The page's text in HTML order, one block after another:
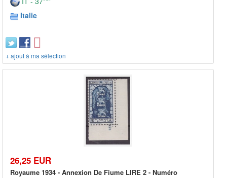
Italie
+ ajout à ma sélection
26,25 EUR
Royaume 1934 - Annexion De Fiume LIRE 2 - Numéro